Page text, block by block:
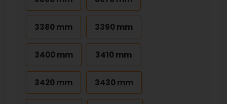
3380 mm 3390 mm
3400 mm 3410 mm
3420 mm 3430 mm